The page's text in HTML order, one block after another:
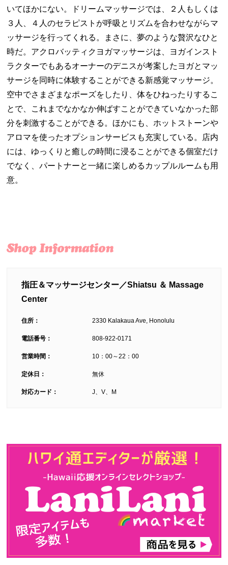
いてほかにない。ドリームマッサージでは、２人もしくは
３人、４人のセラピストが呼吸とリズムを合わせながらマ
ッサージを行ってくれる。まさに、夢のような贅沢なひと
時だ。アクロバッティクヨガマッサージは、ヨガインスト
ラクターでもあるオーナーのデニスが考案したヨガとマッ
サージを同時に体験することができる新感覚マッサージ。
空中でさまざまなポーズをしたり、体をひねったりするこ
とで、これまでなかなか伸ばすことができていなかった部
分を刺激することができる。ほかにも、ホットストーンや
アロマを使ったオプションサービスも充実している。店内
には、ゆっくりと癒しの時間に浸ることができる個室だけ
でなく、パートナーと一緒に楽しめるカップルルームも用
意。
指圧＆マッサージセンター／Shiatsu ＆ Massage
Center
住所： 2330 Kalakaua Ave, Honolulu
電話番号： 808-922-0171
営業時間： 10：00～22：00
定休日： 無休
対応カード： J、V、M